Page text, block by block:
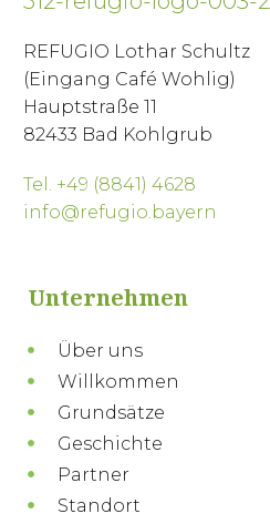
REFUGIO Lothar Schultz
(Eingang Café Wohlig)
Hauptstraße 11
82433 Bad Kohlgrub
Tel. +49 (8841) 4628
info@refugio.bayern
Unternehmen
Über uns
Willkommen
Grundsätze
Geschichte
Partner
Standort